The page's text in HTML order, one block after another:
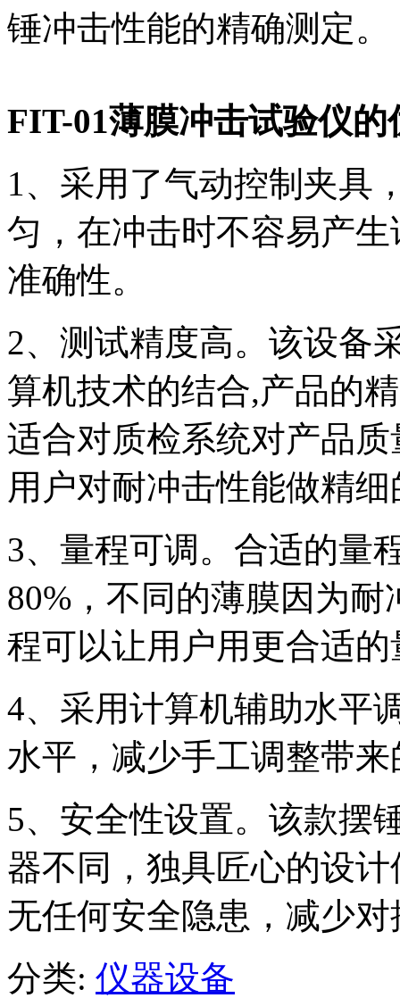
锤冲击性能的精确测定。
FIT-01薄膜冲击试验仪的
1、采用了气动控制夹具
匀，在冲击时不容易产
准确性。
2、测试精度高。该设备
算机技术的结合,产品的
适合对质检系统对产品
用户对耐冲击性能做精
3、量程可调。合适的量
80%，不同的薄膜因为
程可以让用户用更合适
4、采用计算机辅助水平
水平，减少手工调整带
5、安全性设置。该款摆
器不同，独具匠心的设
无任何安全隐患，减少
分类: 仪器设备